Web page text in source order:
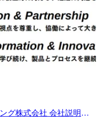
東芝コンシューママーケティング株式会社 会社説明資料.pdf